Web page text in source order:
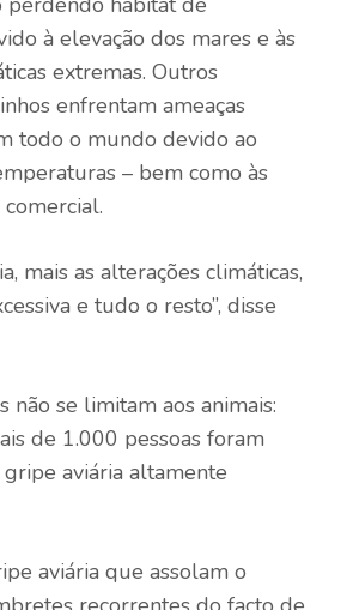
à elevação dos mares e às
extremas. Outros
enfrentam ameaças
todo o mundo devido ao
– bem como às
mais as alterações climáticas,
e tudo o resto”, disse
não se limitam aos animais:
de 1.000 pessoas foram
aviária altamente
aviária que assolam o